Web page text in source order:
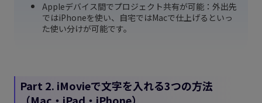
Appleデバイス間でプロジェクト共有が可能：外出先
ではiPhoneを使い、自宅ではMacで仕上げるといっ
た使い分けが可能です。
Part 2. iMovieで文字を入れる3つの方法